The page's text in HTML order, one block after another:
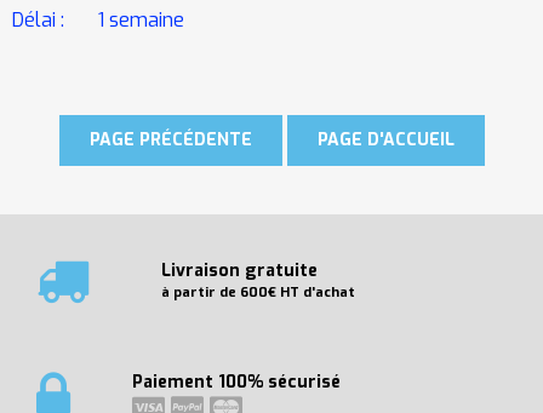
Délai : 1 semaine
Livraison gratuite
à partir de 600€ HT d'achat
Paiement 100% sécurisé